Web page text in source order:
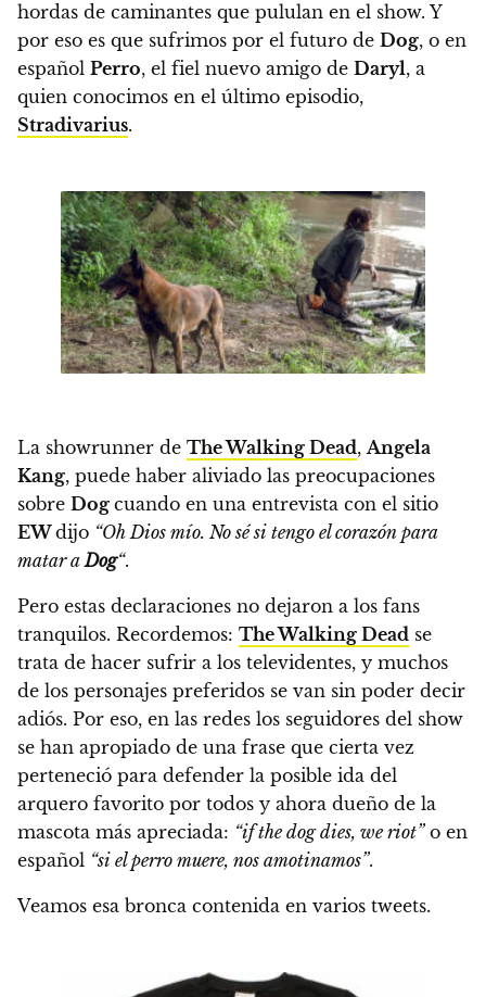
hordas de caminantes que pululan en el show. Y
por eso es que sufrimos por el futuro de Dog, o en
español Perro, el fiel nuevo amigo de Daryl, a
quien conocimos en el último episodio,
Stradivarius.
La showrunner de The Walking Dead,Angela
Kang, puede haber aliviado las preocupaciones
sobre Dog cuando en una entrevista con el sitio
EWdijo “Oh Dios mío. No sé si tengo el corazón para
matar aDog“.
Pero estas declaraciones no dejaron a los fans
tranquilos. Recordemos: The Walking Dead se
trata de hacer sufrir a los televidentes, y muchos
de los personajes preferidos se van sin poder decir
adiós. Por eso, en las redes los seguidores del show
se han apropiado de una frase que cierta vez
perteneció para defender la posible ida del
arquero favorito por todos y ahora dueño de la
mascota más apreciada: “if the dog dies, we riot”o en
español “si el perro muere, nos amotinamos”.
Veamos esa bronca contenida en varios tweets.